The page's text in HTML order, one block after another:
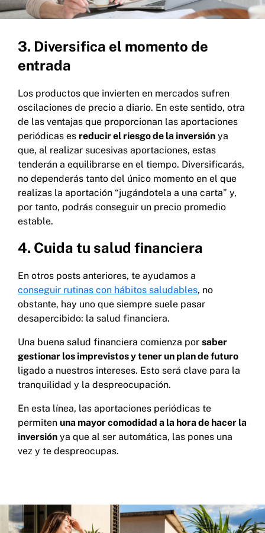
3. Diversifica el momento de
entrada
Los productos que invierten en mercados sufren
oscilaciones de precio a diario. En este sentido, otra
de las ventajas que proporcionan las aportaciones
periódicas es reducir el riesgo de la inversión ya
que, al realizar sucesivas aportaciones, estas
tenderán a equilibrarse en el tiempo. Diversificarás,
no dependerás tanto del único momento en el que
realizas la aportación “jugándotela a una carta” y,
por tanto, podrás conseguir un precio promedio
estable.
4. Cuida tu salud financiera
En otros posts anteriores, te ayudamos a
conseguir rutinas con hábitos saludables, no
obstante, hay uno que siempre suele pasar
desapercibido: la salud financiera.
Una buena salud financiera comienza por saber
gestionar los imprevistos y tener un plan de futuro
ligado a nuestros intereses. Esto será clave para la
tranquilidad y la despreocupación.
En esta línea, las aportaciones periódicas te
permiten una mayor comodidad a la hora de hacer la
inversión ya que al ser automática, las pones una
vez y te despreocupas.